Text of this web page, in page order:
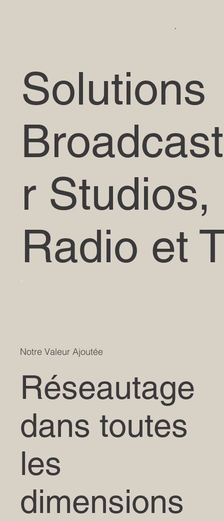
Solutions
r Studios,
Radio et
Notre Valeur Ajoutée
Réseautage
dans toutes
les
dimensions